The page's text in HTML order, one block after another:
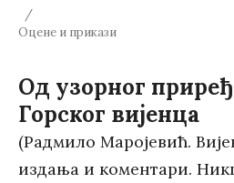
/
Оцене и прикази
Од узорног
Горског вијенца
(Радмило Маројевић.
издања и коментари.